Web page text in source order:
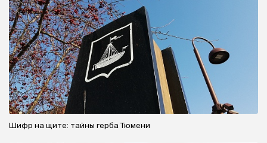
Шифр на щите: тайны герба Тюмени